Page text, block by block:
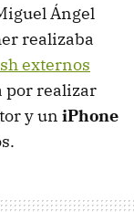
Ángel
realizaba
externos
por realizar
y un iPhone